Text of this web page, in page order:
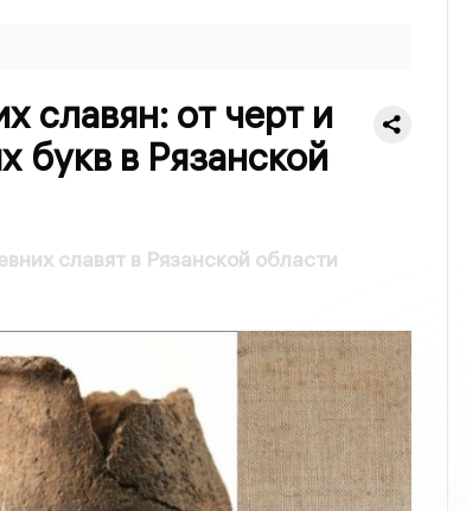
славян: от черт и
букв в Рязанской
славят в Рязанской области